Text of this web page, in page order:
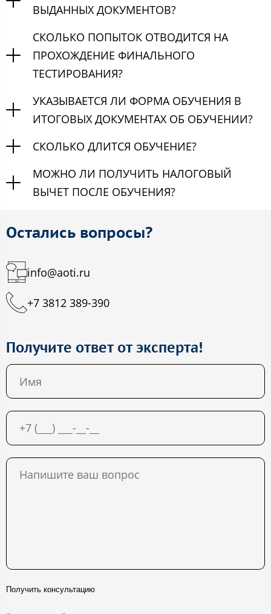
ВЫДАННЫХ ДОКУМЕНТОВ?
СКОЛЬКО ПОПЫТОК ОТВОДИТСЯ НА
ПРОХОЖДЕНИЕ ФИНАЛЬНОГО
ТЕСТИРОВАНИЯ?
УКАЗЫВАЕТСЯ ЛИ ФОРМА ОБУЧЕНИЯ В
ИТОГОВЫХ ДОКУМЕНТАХ ОБ ОБУЧЕНИИ?
СКОЛЬКО ДЛИТСЯ ОБУЧЕНИЕ?
МОЖНО ЛИ ПОЛУЧИТЬ НАЛОГОВЫЙ
ВЫЧЕТ ПОСЛЕ ОБУЧЕНИЯ?
Остались вопросы?
info@aoti.ru
+7 3812 389-390
Получите ответ от эксперта!
Получить консультацию